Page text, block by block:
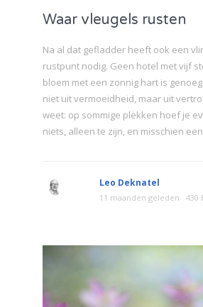
Waar vleugels rusten
Na al dat gefladder heeft ook een
rustpunt nodig. Geen hotel met vijf
bloem met een zonnig hart is
niet uit vermoeidheid, maar uit
weet: op sommige plekken hoef je
niets, alleen te zijn, en misschien
Leo Deknatel
11 maanden geleden 430